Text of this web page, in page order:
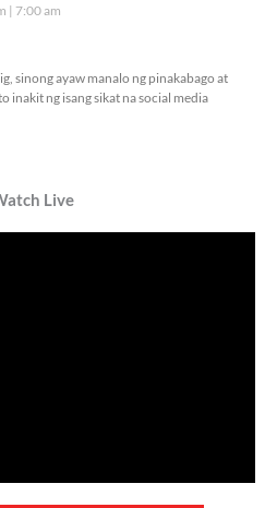
7:00 am
sinong ayaw manalo ng pinakabago at
inakit ng isang sikat na social media
Live